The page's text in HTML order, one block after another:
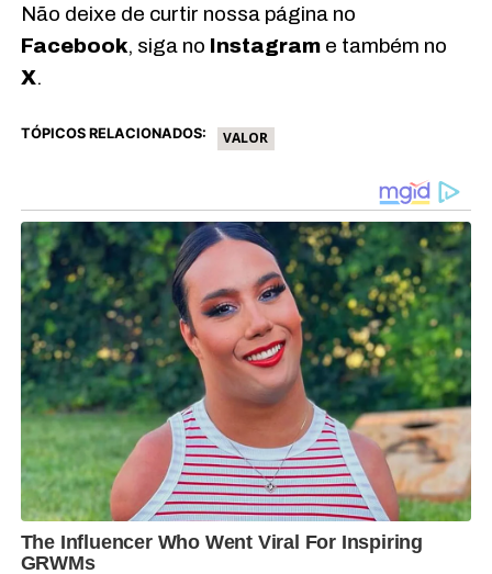
Não deixe de curtir nossa página no
Facebook, siga no Instagrame também no
X.
TÓPICOS RELACIONADOS: VALOR